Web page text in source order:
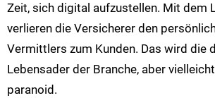
Zeit, sich digital aufzustellen. Mit dem
verlieren die Versicherer den
Vermittlers zum Kunden. Das wird die
Lebensader der Branche, aber
paranoid.